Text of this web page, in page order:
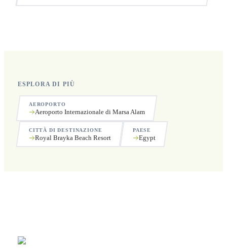
ESPLORA DI PIÙ
AEROPORTO
Aeroporto Internazionale di Marsa Alam
CITTÀ DI DESTINAZIONE
Royal Brayka Beach Resort
PAESE
Egypt